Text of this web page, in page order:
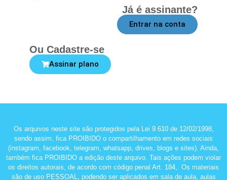
Já é assinante?
Entrar na conta
Ou Cadastre-se
Assinar plano
Os arquivos neste site são protegidos pela Lei 9.610 de 12/02/1998,
sendo assim, fica PROIBIDO o compartilhamento em redes sociais
(instagram, facebook, telegram, whatsapp, drives, blogs e sites). Ainda,
também fica PROIBIDO a edição deste arquivo. Tais ações podem violar
os direitos autorais, de acordo com código penal Art. 184,. Os materiais
são de uso PESSOAL, podendo ser aplicados em sala de aula, aulas